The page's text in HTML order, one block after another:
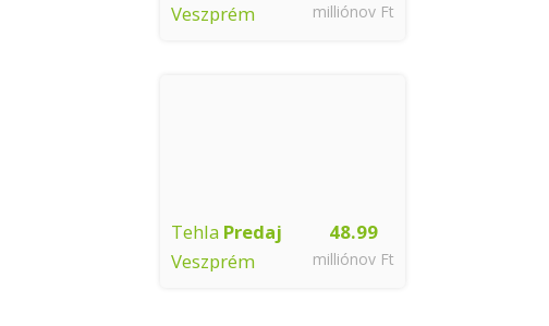
milliónov Ft
Veszprém
48.99
milliónov Ft
Tehla Predaj
Veszprém